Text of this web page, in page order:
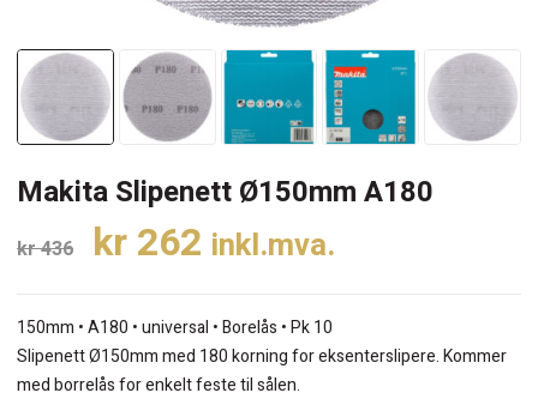
Makita Slipenett Ø150mm A180
kr436 Opprinnelig
var:
kr 436.
kr262 Nåværende
er:
kr 262.
inkl.mva.
150mm • A180 • universal • Borelås • Pk 10
Slipenett Ø150mm med 180 korning for eksenterslipere. Kommer
med borrelås for enkelt feste til sålen.